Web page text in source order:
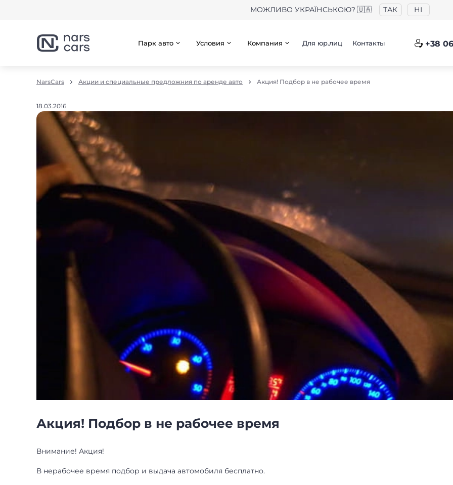
МОЖЛИВО УКРАЇНСЬКОЮ? 🇺🇦 ТАК НІ
Парк авто Условия Компания Для юр.лиц Контакты +38
NarsCars Акции и специальные предложния по аренде авто Акция! Подбор в не рабочее время
18.03.2016
Акция! Подбор в не рабочее время
Внимание! Акция!
В нерабочее время подбор и выдача автомобиля бесплатно.